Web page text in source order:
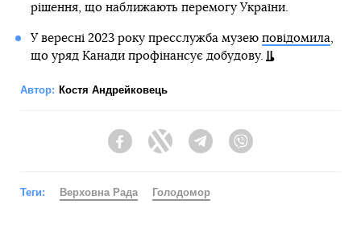
рішення, що наближають перемогу України.
У вересні 2023 року пресслужба музею повідомила
що уряд Канади профінансує добудову.
Автор: Костя Андрейковець
FacebookTwitter Telegram
Теги: Верховна Рада Голодомор